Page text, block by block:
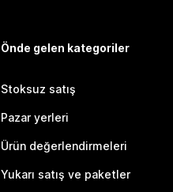
Önde gelen kategoriler
Stoksuz satış
Pazar yerleri
Ürün değerlendirmeleri
Yukarı satış ve paketler